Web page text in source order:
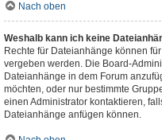
Nach oben
Weshalb kann ich keine
Rechte für Dateianhänge können
vergeben werden. Die Board-
Dateianhänge in dem Forum
möchten, oder nur bestimmte
einen Administrator kontaktieren,
Dateianhänge anfügen können.